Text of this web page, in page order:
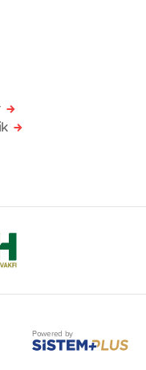
Powered by